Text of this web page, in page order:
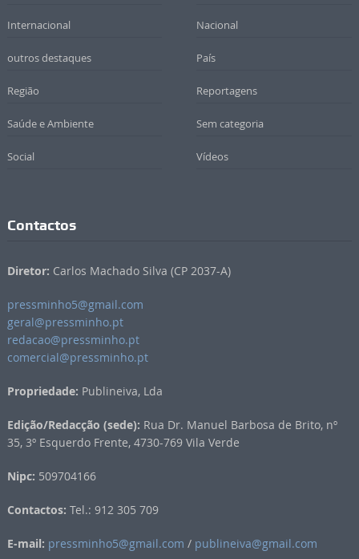
Internacional Nacional
outros destaques País
Região Reportagens
Saúde e Ambiente Sem categoria
Social Vídeos
Contactos
Diretor: Carlos Machado Silva (CP 2037-A)
pressminho5@gmail.com
geral@pressminho.pt
redacao@pressminho.pt
comercial@pressminho.pt
Propriedade: Publineiva, Lda
Edição/Redacção (sede): Rua Dr. Manuel Barbosa de Brito, nº
35, 3º Esquerdo Frente, 4730-769 Vila Verde
Nipc: 509704166
Contactos: Tel.: 912 305 709
E-mail: pressminho5@gmail.com / publineiva@gmail.com